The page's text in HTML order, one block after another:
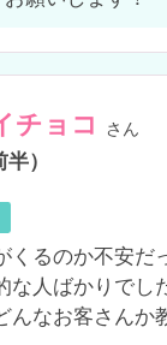
チョコ さん
半）
くるのか不安だ
な人ばかりでし
んなお客さんか